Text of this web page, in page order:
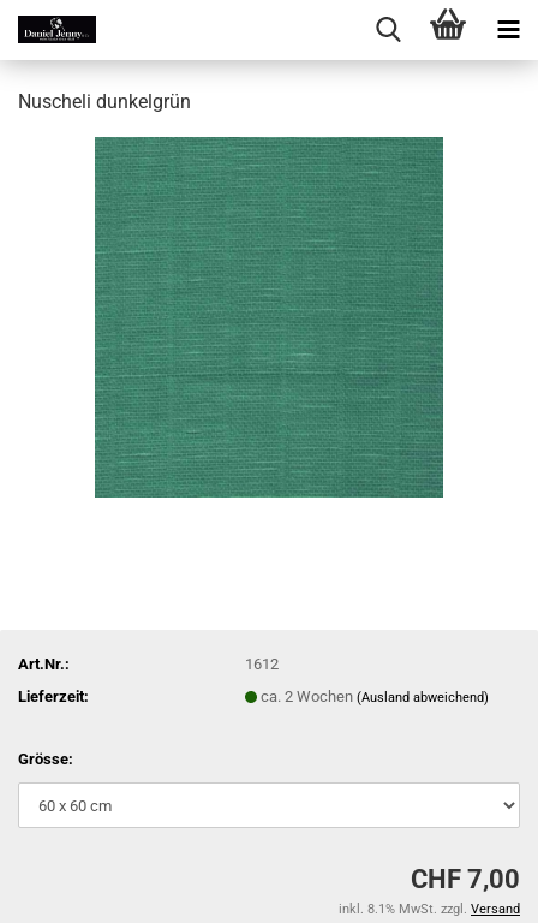
Nu­sche­li dun­kel­grün
Art.Nr.:
1612
Lieferzeit:
ca. 2 Wochen(Ausland abweichend)
Grösse:
CHF 7,00
inkl. 8.1% MwSt. zzgl. Versand